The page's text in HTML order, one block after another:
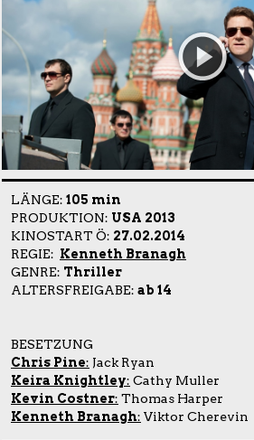
LÄNGE: 105 min
PRODUKTION: USA 2013
KINOSTART Ö: 27.02.2014
REGIE: Kenneth Branagh
GENRE: Thriller
ALTERSFREIGABE: ab 14
BESETZUNG
Chris Pine: Jack Ryan
Keira Knightley: Cathy Muller
Kevin Costner: Thomas Harper
Kenneth Branagh: Viktor Cherevin